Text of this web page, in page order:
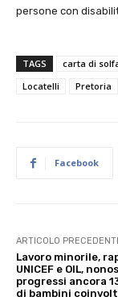
persone con
TAGS carta di
Locatelli
Pretoria
Facebook
ARTICOLO
Lavoro minorile,
UNICEF e OIL,
progressi ancora
di bambini